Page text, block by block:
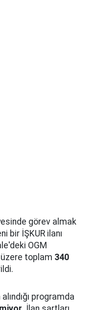
görev almak
bir İŞKUR ilanı
OGM
toplam 340
programda